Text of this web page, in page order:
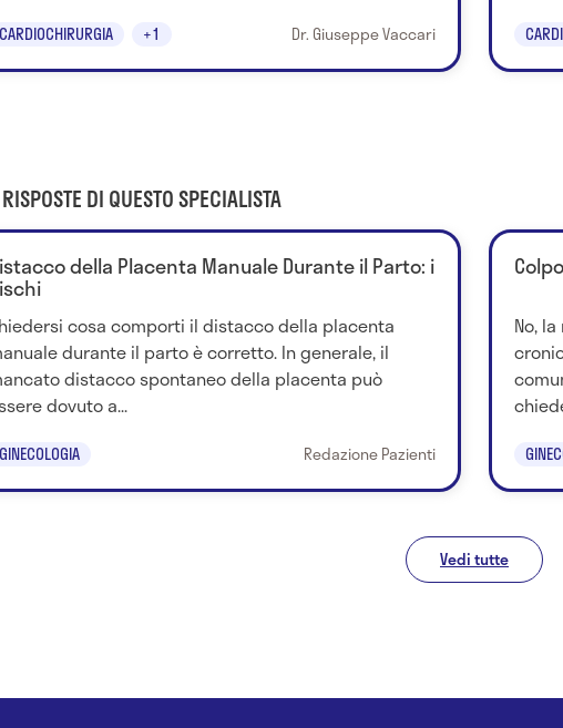
CARDIOCHIRURGIA +1 Dr. Giuseppe Vaccari
DI QUESTO SPECIALISTA
della Placenta Manuale Durante il Parto: i
cosa comporti il distacco della placenta
durante il parto è corretto. In generale, il
distacco spontaneo della placenta può
dovuto a...
GINECOLOGIA Redazione Pazienti
No,
Vedi tutte